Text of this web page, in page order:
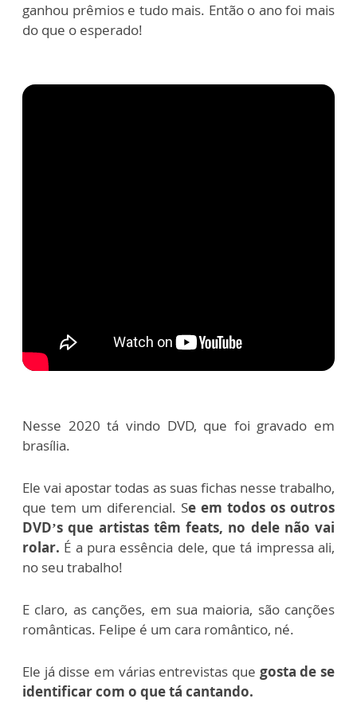
ganhou prêmios e tudo mais. Então o ano foi mais
do que o esperado!
Nesse 2020 tá vindo DVD, que foi gravado em
brasília.
Ele vai apostar todas as suas fichas nesse trabalho,
que tem um diferencial. Se em todos os outros
DVD’s que artistas têm feats, no dele não vai
rolar. É a pura essência dele, que tá impressa ali,
no seu trabalho!
E claro, as canções, em sua maioria, são canções
românticas. Felipe é um cara romântico, né.
Ele já disse em várias entrevistas que gosta de se
identificar com o que tá cantando.